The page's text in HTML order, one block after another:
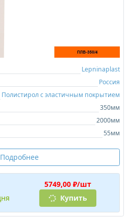
Lepninaplast
Россия
Полистирол с эластичным покрытием
350мм
2000мм
55мм
Подробнее
5749,00 ₽/шт
Купить